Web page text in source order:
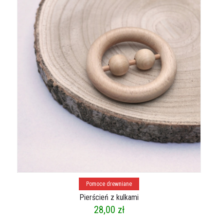
Dodaj do koszyka
Pomoce drewniane
Pierścień z kulkami
28,00 zł